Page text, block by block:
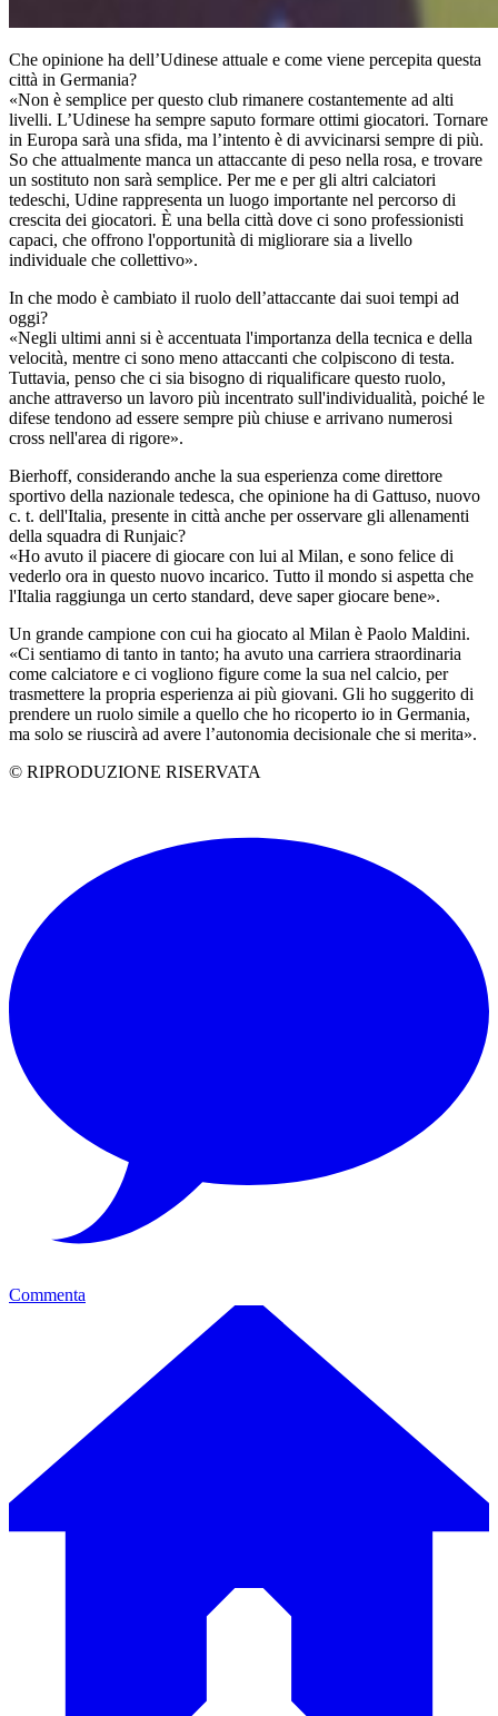
Che opinione ha dell’Udinese attuale e come viene percepita questa
città in Germania?
«Non è semplice per questo club rimanere costantemente ad alti
livelli. L’Udinese ha sempre saputo formare ottimi giocatori. Tornare
in Europa sarà una sfida, ma l’intento è di avvicinarsi sempre di più.
So che attualmente manca un attaccante di peso nella rosa, e trovare
un sostituto non sarà semplice. Per me e per gli altri calciatori
tedeschi, Udine rappresenta un luogo importante nel percorso di
crescita dei giocatori. È una bella città dove ci sono professionisti
capaci, che offrono l'opportunità di migliorare sia a livello
individuale che collettivo».
In che modo è cambiato il ruolo dell’attaccante dai suoi tempi ad
oggi?
«Negli ultimi anni si è accentuata l'importanza della tecnica e della
velocità, mentre ci sono meno attaccanti che colpiscono di testa.
Tuttavia, penso che ci sia bisogno di riqualificare questo ruolo,
anche attraverso un lavoro più incentrato sull'individualità, poiché le
difese tendono ad essere sempre più chiuse e arrivano numerosi
cross nell'area di rigore».
Bierhoff, considerando anche la sua esperienza come direttore
sportivo della nazionale tedesca, che opinione ha di Gattuso, nuovo
c. t. dell'Italia, presente in città anche per osservare gli allenamenti
della squadra di Runjaic?
«Ho avuto il piacere di giocare con lui al Milan, e sono felice di
vederlo ora in questo nuovo incarico. Tutto il mondo si aspetta che
l'Italia raggiunga un certo standard, deve saper giocare bene».
Un grande campione con cui ha giocato al Milan è Paolo Maldini.
«Ci sentiamo di tanto in tanto; ha avuto una carriera straordinaria
come calciatore e ci vogliono figure come la sua nel calcio, per
trasmettere la propria esperienza ai più giovani. Gli ho suggerito di
prendere un ruolo simile a quello che ho ricoperto io in Germania,
ma solo se riuscirà ad avere l’autonomia decisionale che si merita».
© RIPRODUZIONE RISERVATA
Commenta